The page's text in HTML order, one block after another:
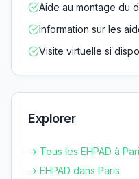
Aide au montage du
Information sur les
Visite virtuelle si
Explorer
→ Tous les EHPAD à
→ EHPAD dans Paris